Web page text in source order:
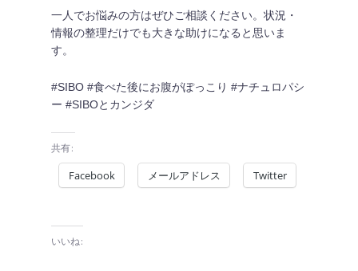
一人でお悩みの方はぜひご相談ください。状況・
情報の整理だけでも大きな助けになると思いま
す。
#SIBO #食べた後にお腹がぽっこり #ナチュロパシ
ー #SIBOとカンジダ
共有:
Facebook メールアドレス Twitter
いいね: